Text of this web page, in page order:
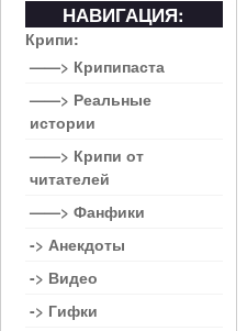
НАВИГАЦИЯ:
Крипи:
——> Крипипаста
——> Реальные
истории
——> Крипи от
читателей
——> Фанфики
-> Анекдоты
-> Видео
-> Гифки